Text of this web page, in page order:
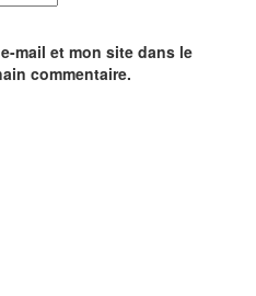
mail et mon site dans le
commentaire.